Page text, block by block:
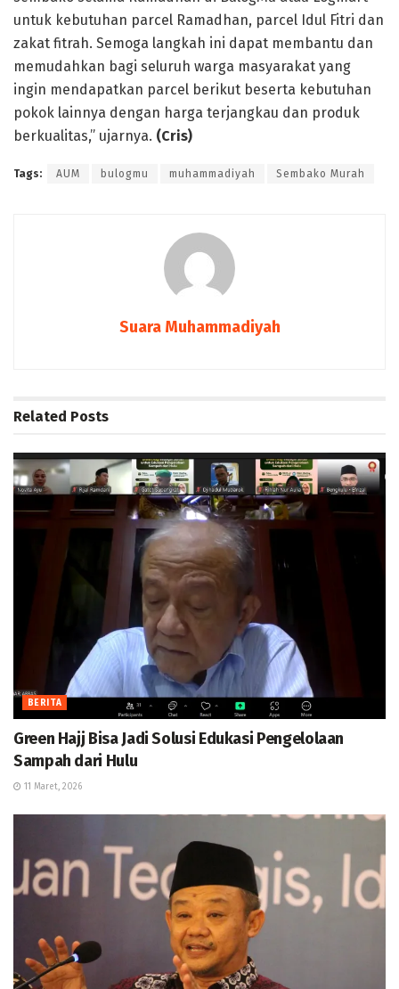
untuk kebutuhan parcel Ramadhan, parcel Idul Fitri dan
zakat fitrah. Semoga langkah ini dapat membantu dan
memudahkan bagi seluruh warga masyarakat yang
ingin mendapatkan parcel berikut beserta kebutuhan
pokok lainnya dengan harga terjangkau dan produk
berkualitas,” ujarnya. (Cris)
Tags: AUM bulogmu muhammadiyah Sembako Murah
Suara Muhammadiyah
Related Posts
BERITA
Green Hajj Bisa Jadi Solusi Edukasi Pengelolaan
Sampah dari Hulu
11 Maret, 2026